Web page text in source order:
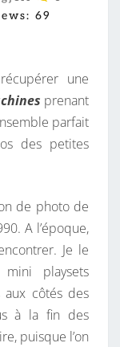
A
I
R
E
69
une
prenant
parfait
des petites
de photo de
A l’époque,
Je le
playsets
côtés des
à la fin des
puisque l’on